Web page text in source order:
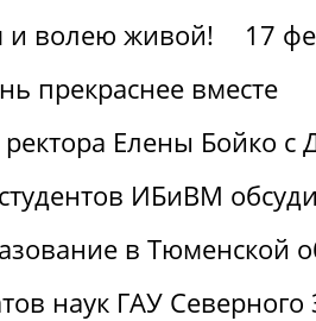
волею живой!
17
прекраснее вместе
Елены Бойко с
ИБиВМ
в Тюменской
наук ГАУ